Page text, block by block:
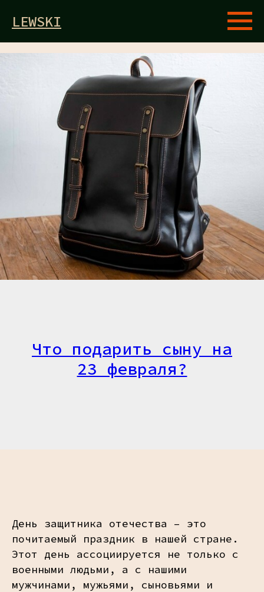
LEWSKI
Что подарить сыну на
23 февраля?
День защитника отечества – это
почитаемый праздник в нашей стране.
Этот день ассоциируется не только с
военными людьми, а с нашими
мужчинами, мужьями, сыновьями и